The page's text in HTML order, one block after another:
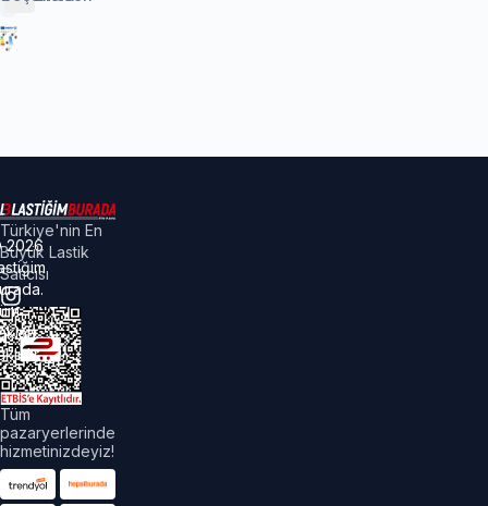
Türkiye'nin En
Büyük Lastik
Satıcısı
Tüm
pazaryerlerinde
hizmetinizdeyiz!
2026